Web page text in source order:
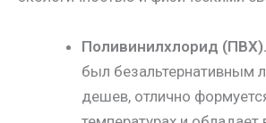
Поливинилхлорид (ПВХ).
был безальтернативным
дешев, отлично